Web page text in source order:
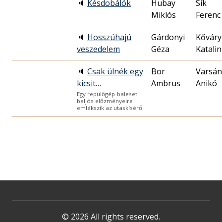
🔈 Késdobálók
Hubay
Miklós
Sík
Ferenc
🔈 Hosszúhajú
veszedelem
Gárdonyi
Géza
Kőváry
Katalin
🔈 Csak ülnék egy
kicsit…
Egy repülőgép-baleset
baljós előzményeire
emlékszik az utaskísérő
Bor
Ambrus
Anikó
© 2026 All rights reserved.